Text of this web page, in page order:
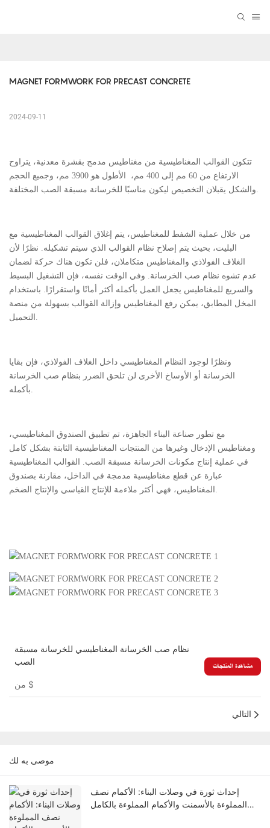
MAGNET FORMWORK FOR PRECAST CONCRETE
2024-09-11
تتكون القوالب المغناطيسية من مغناطيس مدمج بقشرة معدنية، يتراوح
الارتفاع من 60 مم إلى 400 مم، الأطول هو 3900 مم، وجميع الحجم
والشكل يقبلان التخصيص ليكون مناسبًا للخرسانة مسبقة الصب المختلفة.
من خلال عملية الشفط للمغناطيس، يتم إغلاق القوالب المغناطيسية مع
البليت، بحيث يتم إصلاح نظام القوالب الذي سيتم تشكيله. نظرًا لأن
الغلاف الفولاذي والمغناطيس متكاملان، فلن تكون هناك حركة لضمان
عدم تشوه نظام صب الخرسانة. وفي الوقت نفسه، فإن التشغيل البسيط
والسريع للمغناطيس يجعل العمل بأكمله أكثر أمانًا واستقرارًا. باستخدام
المخل المطابق، يمكن رفع المغناطيس وإزالة القوالب بسهولة من منصة
التحميل.
ونظرًا لوجود النظام المغناطيسي داخل الغلاف الفولاذي، فإن بقايا
الخرسانة أو الأوساخ الأخرى لن تلحق الضرر بنظام صب الخرسانة
بأكمله.
مع تطور صناعة البناء الجاهزة، تم تطبيق الصندوق المغناطيسي،
ومغناطيس الإدخال وغيرها من المنتجات المغناطيسية الثابتة بشكل كامل
في عملية إنتاج مكونات الخرسانة مسبقة الصب. القوالب المغناطيسية
عبارة عن قطع مغناطيسية مدمجة في الداخل، مقارنة بصندوق
المغناطيس، فهي أكثر ملاءمة للإنتاج القياسي والإنتاج الضخم.
نظام صب الخرسانة المغناطيسي للخرسانة مسبقة
الصب
$
مشاهدة المنتجات
التالي
موصى به لك
إحداث ثورة في وصلات البناء: الأكمام نصف
المملوءة بالأسمنت والأكمام المملوءة بالكامل